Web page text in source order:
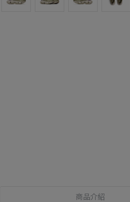
商品介紹